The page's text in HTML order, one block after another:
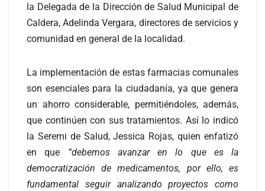
la Delegada de la Dirección de Salud Municipal de
Caldera, Adelinda Vergara, directores de servicios y
comunidad en general de la localidad.
La implementación de estas farmacias comunales
son esenciales para la ciudadanía, ya que genera
un ahorro considerable, permitiéndoles, además,
que continúen con sus tratamientos. Así lo indicó
la Seremi de Salud, Jessica Rojas, quien enfatizó
en que “debemos avanzar en lo que es la
democratización de medicamentos, por ello, es
fundamental seguir analizando proyectos como